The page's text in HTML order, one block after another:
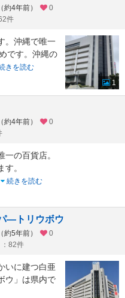
4年前）
0
件
。沖縄で唯一
です。沖縄の
きを読む
1
4年前）
0
の百貨店。
。
続きを読む
―トリウボウ
5年前）
0
82件
いに建つ白亜
ウ」は県内で